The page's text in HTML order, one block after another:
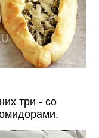
три - со